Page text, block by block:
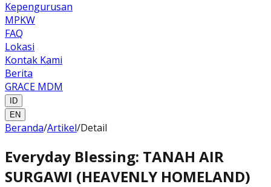
Kepengurusan
MPKW
FAQ
Lokasi
Kontak Kami
Berita
GRACE MDM
ID
EN
Beranda/Artikel/Detail
Everyday Blessing: TANAH AIR
SURGAWI (HEAVENLY HOMELAND)